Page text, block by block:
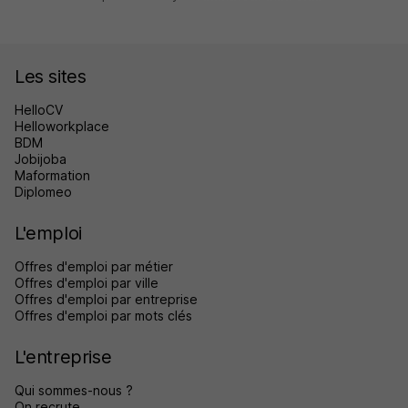
Les sites
HelloCV
Helloworkplace
BDM
Jobijoba
Maformation
Diplomeo
L'emploi
Offres d'emploi par métier
Offres d'emploi par ville
Offres d'emploi par entreprise
Offres d'emploi par mots clés
L'entreprise
Qui sommes-nous ?